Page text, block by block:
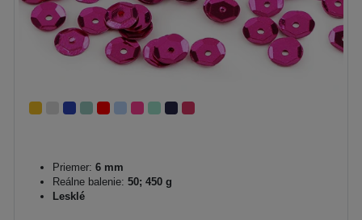
Priemer: 6 mm
Reálne balenie: 50; 450 g
Lesklé